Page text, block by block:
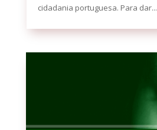
cidadania portuguesa. Para dar...